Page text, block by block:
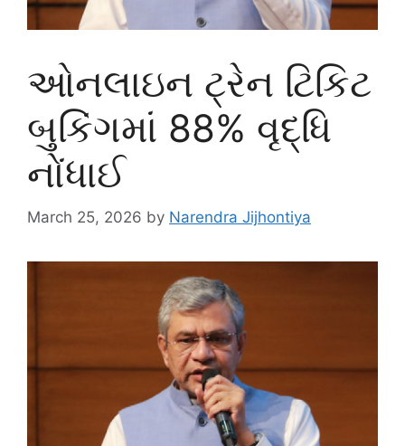
ઓનલાઇન ટ્રેન ટિકિટ
બુકિંગમાં 88% વૃદ્ધિ
નોંધાઈ
March 25, 2026 by Narendra Jijhontiya